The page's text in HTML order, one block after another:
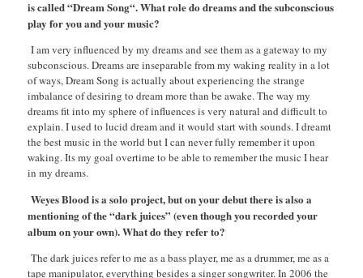
is called “Dream Song“. What role do dreams and the subconscious
play for you and your music?
I am very influenced by my dreams and see them as a gateway to my
subconscious. Dreams are inseparable from my waking reality in a lot
of ways, Dream Song is actually about experiencing the strange
imbalance of desiring to dream more than be awake. The way my
dreams fit into my sphere of influences is very natural and difficult to
explain. I used to lucid dream and it would start with sounds. I dreamt
the best music in the world but I can never fully remember it upon
waking. Its my goal overtime to be able to remember the music I hear
in my dreams.
Weyes Blood is a solo project, but on your debut there is also a
mentioning of the “dark juices” (even though you recorded your
album on your own). What do they refer to?
The dark juices refer to me as a bass player, me as a drummer, me as a
tape manipulator, everything besides a singer songwriter. In 2006 the